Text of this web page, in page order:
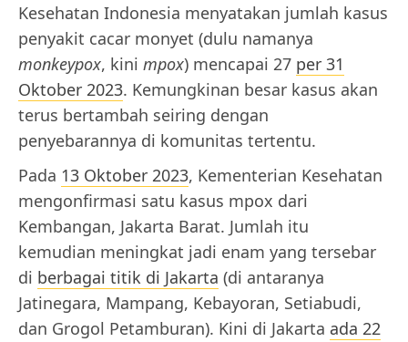
Kesehatan Indonesia menyatakan jumlah kasus
penyakit cacar monyet (dulu namanya
monkeypox, kini mpox) mencapai 27 per 31
Oktober 2023. Kemungkinan besar kasus akan
terus bertambah seiring dengan
penyebarannya di komunitas tertentu.
Pada 13 Oktober 2023, Kementerian Kesehatan
mengonfirmasi satu kasus mpox dari
Kembangan, Jakarta Barat. Jumlah itu
kemudian meningkat jadi enam yang tersebar
di berbagai titik di Jakarta (di antaranya
Jatinegara, Mampang, Kebayoran, Setiabudi,
dan Grogol Petamburan). Kini di Jakarta ada 22